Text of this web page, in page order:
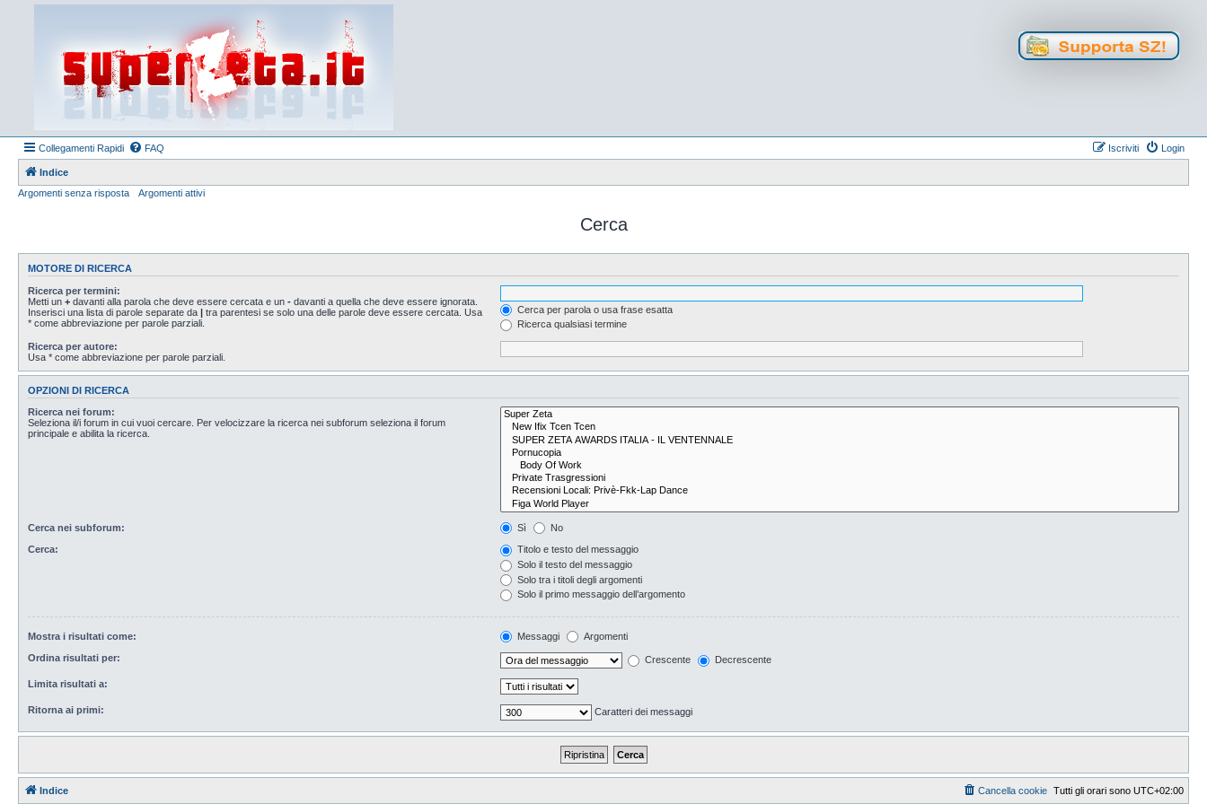
Collegamenti Rapidi FAQ Login
Iscriviti
Indice
Argomenti senza risposta
Argomenti attivi
Cerca
MOTORE DI RICERCA
Ricerca per termini:
Metti un + davanti alla parola che deve essere cercata e un - davanti a quella che deve essere ignorata.
Inserisci una lista di parole separate da | tra parentesi se solo una delle parole deve essere cercata. Usa
* come abbreviazione per parole parziali.
Cerca per parola o usa frase esatta
Ricerca qualsiasi termine
Ricerca per autore:
Usa * come abbreviazione per parole parziali.
OPZIONI DI RICERCA
Ricerca nei forum:
Seleziona il/i forum in cui vuoi cercare. Per velocizzare la ricerca nei subforum seleziona il forum
principale e abilita la ricerca.
Cerca nei subforum: Sì No
Cerca:
Titolo e testo del messaggio
Solo il testo del messaggio
Solo tra i titoli degli argomenti
Solo il primo messaggio dell’argomento
Mostra i risultati come: Messaggi Argomenti
Ordina risultati per: Crescente Decrescente
Limita risultati a:
Ritorna ai primi: Caratteri dei messaggi
Indice Tutti gli orari sono UTC+02:00
Cancella cookie